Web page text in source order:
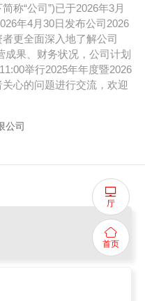
称“公司”)已于2026年3月
年4月30日发布公司2026
更全面深入地了解公司
成果、财务状况，公司计划
举行2025年年度暨2026
心的问题进行交流，欢迎
公司
厅
首页